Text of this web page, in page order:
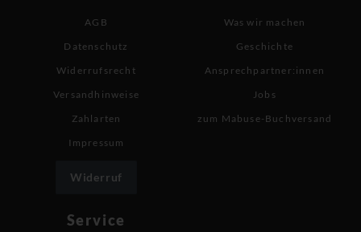
AGB
Datenschutz
Widerrufsrecht
Versandhinweise
Zahlarten
Impressum
Widerruf
Was wir machen
Geschichte
Ansprechpartner:innen
Jobs
zum Mabuse-Buchversand
Service